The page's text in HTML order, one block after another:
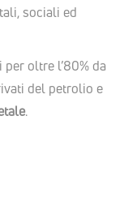
sociali ed
oltre l’80% da
del petrolio e
.